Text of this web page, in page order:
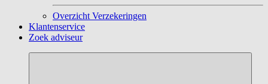
Overzicht Verzekeringen
Klantenservice
Zoek adviseur